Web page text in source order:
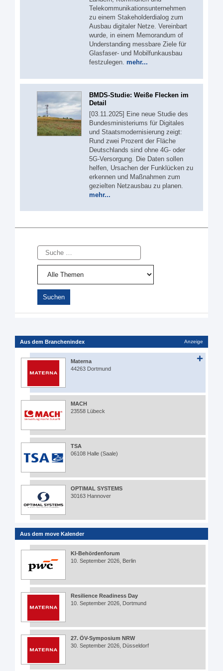
Telekommunikationsunternehmen
zu einem Stakeholderdialog zum
Ausbau digitaler Netze. Vereinbart
wurde, in einem Memorandum of
Understanding messbare Ziele für
Glasfaser- und Mobilfunkausbau
festzulegen. mehr...
BMDS-Studie: Weiße Flecken im
Detail
[03.11.2025] Eine neue Studie des
Bundesministeriums für Digitales
und Staatsmodernisierung zeigt:
Rund zwei Prozent der Fläche
Deutschlands sind ohne 4G- oder
5G-Versorgung. Die Daten sollen
helfen, Ursachen der Funklücken zu
erkennen und Maßnahmen zum
gezielten Netzausbau zu planen.
mehr...
Suche
Aus dem Branchenindex Anzeige
Materna
44263 Dortmund
MACH
23558 Lübeck
TSA
06108 Halle (Saale)
OPTIMAL SYSTEMS
30163 Hannover
Aus dem move Kalender
KI-Behördenforum
10. September 2026, Berlin
Resilience Readiness Day
10. September 2026, Dortmund
27. ÖV-Symposium NRW
30. September 2026, Düsseldorf